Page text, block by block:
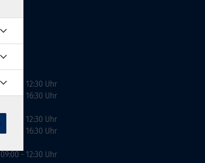
09:00 - 12:30 Uhr
13:00 - 16:30 Uhr
10:00 - 12:30 Uhr
13:00 - 16:30 Uhr
09:00 - 12:30 Uhr